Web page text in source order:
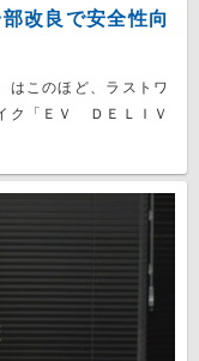
改良で安全性向
はこのほど、ラストワ
ク「ＥＶ ＤＥＬＩＶ